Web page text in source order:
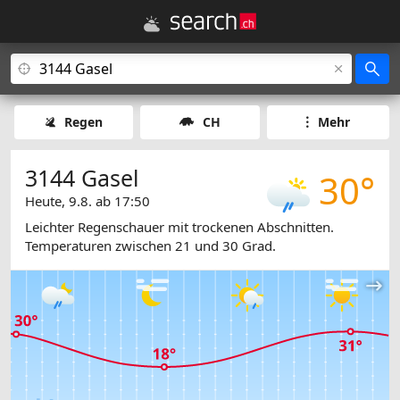
Regen CH Mehr
30°
3144 Gasel
Heute, 9.8. ab 17:50
Leichter Regenschauer mit trockenen Abschnitten.
Temperaturen zwischen 21 und 30 Grad.